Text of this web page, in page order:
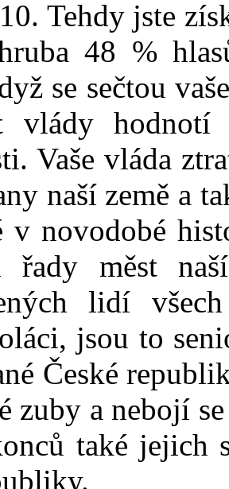
Tehdy jste
48 %
se sečtou
vlády
Vaše vláda
naší země a
v novodobé
měst
lidí
jsou to
České
zuby a nebojí
také jejich